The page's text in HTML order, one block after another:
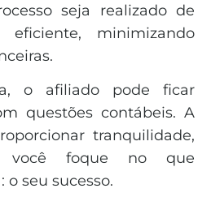
seja realizado de
minimizando
o afiliado pode ficar
questões contábeis. A
tranquilidade,
você foque no que
seu sucesso.